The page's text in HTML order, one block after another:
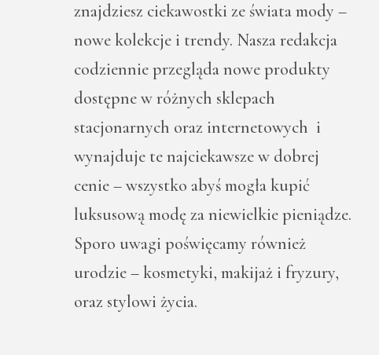
znajdziesz ciekawostki ze świata mody –
nowe kolekcje i trendy. Nasza redakcja
codziennie przegląda nowe produkty
dostępne w różnych sklepach
stacjonarnych oraz internetowych i
wynajduje te najciekawsze w dobrej
cenie – wszystko abyś mogła kupić
luksusową modę za niewielkie pieniądze.
Sporo uwagi poświęcamy również
urodzie – kosmetyki, makijaż i fryzury,
oraz stylowi życia.